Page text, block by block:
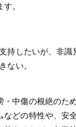
。
持したいが、非識
ない。
・中傷の根絶のた
などの特性や、安